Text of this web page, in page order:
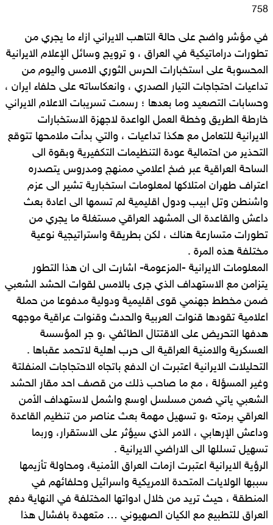
758
في مؤشر واضح على حالة التاهب الايراني ازاء ما يجري من
تطورات دراماتيكية في العراق ، و ترويج وسائل الإعلام الايرانية
المحسوبة على استخبارات الحرس الثوري الامس واليوم من
تداعيات احتجاجات التيار الصدري ، وانعكاساته على حلفاء ايران ،
وحسابات التصعيد وما بعدها ؛ رسمت تسريبات الاعلام الايراني
خارطة الطريق وخطة العمل الواعدة لاجهزة الاستخبارات
الايرانية للتعامل مع هكذا تداعيات ، والتي بدأت ملامحها تتوقع
التحذير من احتمالية عودة التنظيمات التكفيرية وبقوة الى
الساحة العراقية عبر ضخ اعلامي ممنهج ومدروس يتصدره
اعتراف طهران امتلاكها لمعلومات استخبارية تشير الى عزم
واشنطن وتل ابيب ودول اقليمية لم تسمها الى اعادة بعث
داعش والقاعدة الى المشهد العراقي مستغلة ما يجري من
تطورات متسارعة هناك ، لكن بطريقة واستراتيجية نوعية
مختلفة هذه المرة .
المعلومات الايرانية -المزعومة- اشارت الى ان هذا التطور
يتزامن مع الاستهداف الذي جرى بالامس لقوات الحشد الشعبي
ضمن مخطط جهنمي قوى اقليمية ودولية مدفوعا من حملة
اعلامية تقودها قنوات العربية والحدث وقنوات عراقية موجهه
هدفها التحريض على الاقتتال الطائفي ،و جر المؤسسة
العسكرية والامنية العراقية الى حرب اهلية لاتحمد عقباها .
التحليلات الايرانية اعتبرت ان الدفع باتجاه الاحتجاجات المنفلتة
وغير المسؤلة ، مع ما صاحب ذلك من قصف احد مقار الحشد
الشعبي ياتي ضمن مسلسل اوسع واشمل لاستهداف الأمن
العراقي برمته ،و تسهيل مهمة بعث عناصر من تنظيم القاعدة
وداعش الإرهابي ، الامر الذي سيؤثر على الاستقرار، وربما
تسهيل تسللها الى الاراضي الايرانية .
الرؤية الايرانية اعتبرت ازمات العراق الأمنية، ومحاولة تأزيمها
سببها الولايات المتحدة الامريكية واسرائيل وحلفائهم في
المنطقة ، حيث تريد من خلال ادواتها المختلفة في النهاية دفع
العراق للتطبيع مع الكيان الصهيوني … متعهدة بافشال هذا